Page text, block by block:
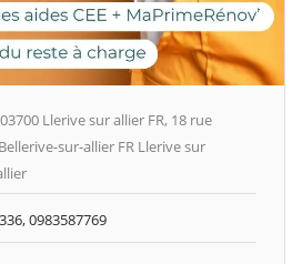
Llerive sur allier FR, 18 rue
sur-allier FR Llerive sur
0983587769